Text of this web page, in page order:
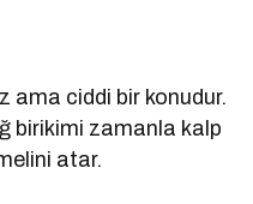
ama ciddi bir konudur.
birikimi zamanla kalp
atar.